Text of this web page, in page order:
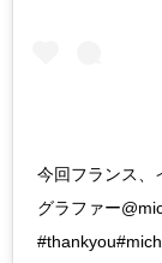
今回フランス、
グラファー